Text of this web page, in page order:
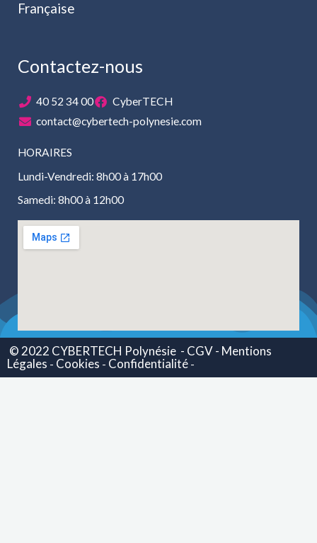
Française
Contactez-nous
40 52 34 00
CyberTECH
contact@cybertech-polynesie.com
HORAIRES
Lundi-Vendredi: 8h00 à 17h00
Samedi: 8h00 à 12h00
© 2022 CYBERTECH Polynésie - CGV - Mentions
Légales - Cookies - Confidentialité -